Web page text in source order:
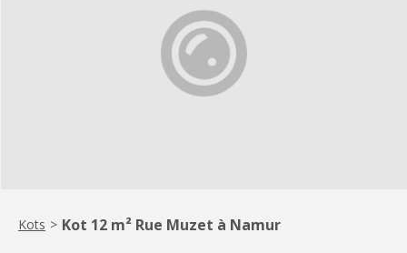
Kots > Kot 12 m² Rue Muzet à Namur